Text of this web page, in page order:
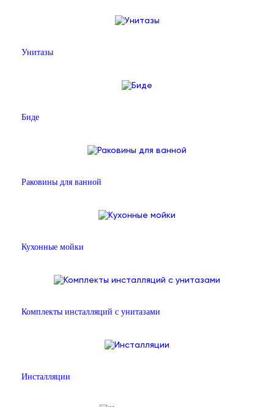
Унитазы
Биде
Раковины для ванной
Кухонные мойки
Комплекты инсталляций с унитазами
Инсталляции